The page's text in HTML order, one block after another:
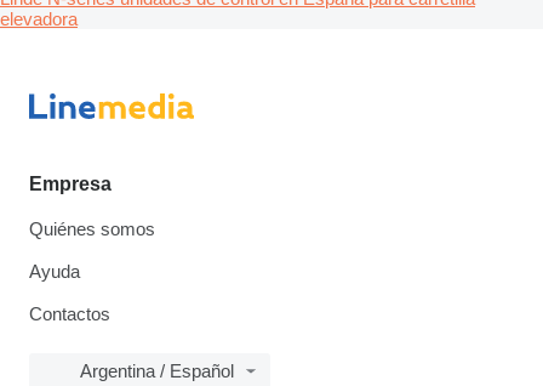
elevadora
Empresa
Quiénes somos
Ayuda
Contactos
Argentina / Español